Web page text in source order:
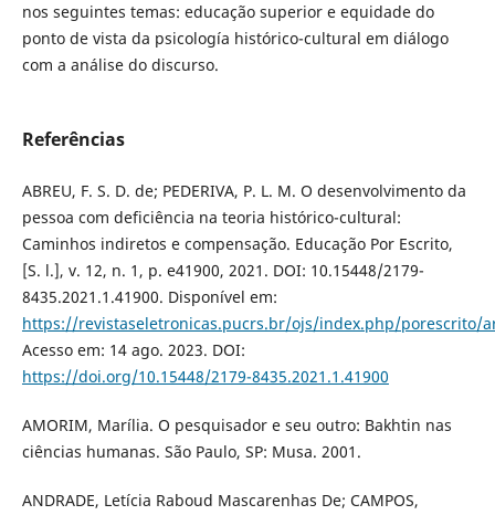
nos seguintes temas: educação superior e equidade do
ponto de vista da psicología histórico-cultural em diálogo
com a análise do discurso.
Referências
ABREU, F. S. D. de; PEDERIVA, P. L. M. O desenvolvimento da
pessoa com deficiência na teoria histórico-cultural:
Caminhos indiretos e compensação. Educação Por Escrito,
[S. l.], v. 12, n. 1, p. e41900, 2021. DOI: 10.15448/2179-
8435.2021.1.41900. Disponível em:
https://revistaseletronicas.pucrs.br/ojs/index.php/porescrito/
Acesso em: 14 ago. 2023. DOI:
https://doi.org/10.15448/2179-8435.2021.1.41900
AMORIM, Marília. O pesquisador e seu outro: Bakhtin nas
ciências humanas. São Paulo, SP: Musa. 2001.
ANDRADE, Letícia Raboud Mascarenhas De; CAMPOS,